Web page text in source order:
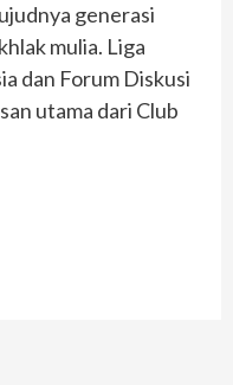
generasi
mulia. Liga
dan Forum Diskusi
utama dari Club